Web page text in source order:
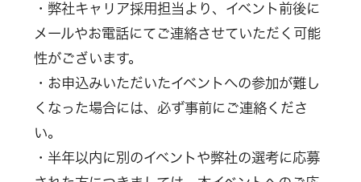
・弊社キャリア採用担当より、イベント前後に
メールやお電話にてご連絡させていただく可能
性がございます。
・お申込みいただいたイベントへの参加が難し
くなった場合には、必ず事前にご連絡くださ
い。
・半年以内に別のイベントや弊社の選考に応募